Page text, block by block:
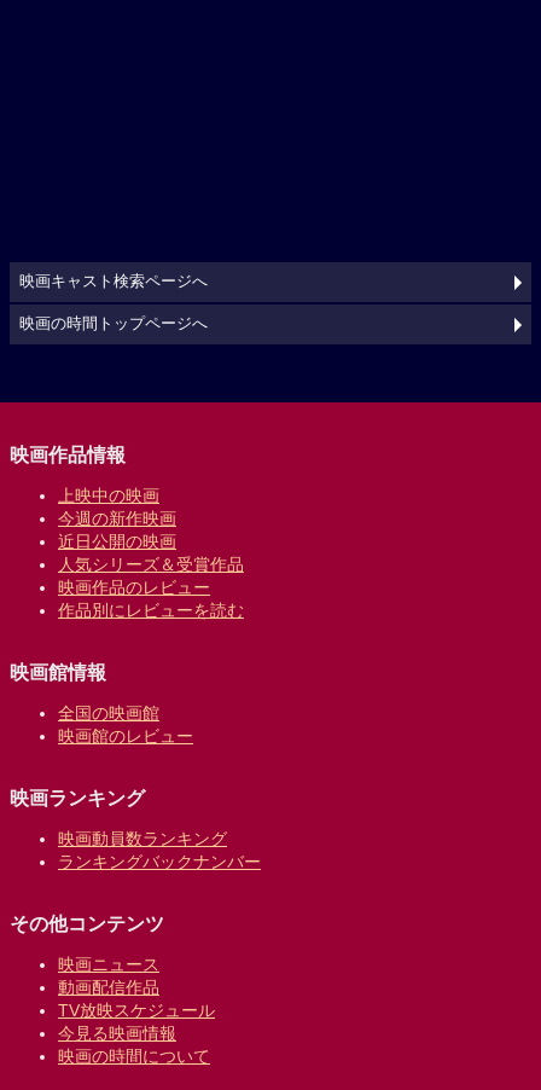
映画キャスト検索ページへ
映画の時間トップページへ
映画作品情報
上映中の映画
今週の新作映画
近日公開の映画
人気シリーズ＆受賞作品
映画作品のレビュー
作品別にレビューを読む
映画館情報
全国の映画館
映画館のレビュー
映画ランキング
映画動員数ランキング
ランキングバックナンバー
その他コンテンツ
映画ニュース
動画配信作品
TV放映スケジュール
今見る映画情報
映画の時間について